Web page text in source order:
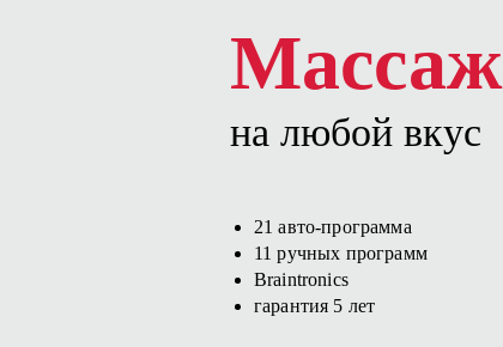
Массаж
на любой вкус
21 авто-программа
11 ручных программ
Braintronics
гарантия 5 лет